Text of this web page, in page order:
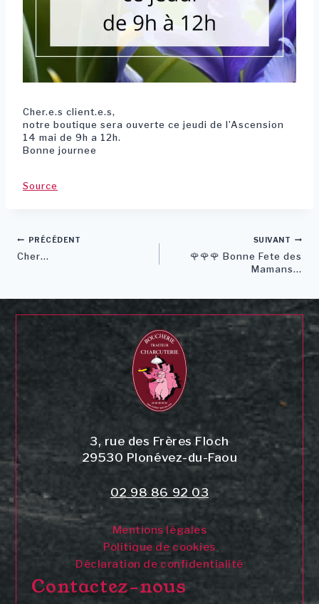
Cher.e.s client.e.s,
notre boutique sera ouverte ce jeudi de l’Ascension
14 mai de 9h a 12h.
Bonne journee
Source
Navigation
de
PRÉCÉDENT
Cher…
SUIVANT
🌹🌹🌹 Bonne Fete des
Mamans…
3, rue des Frères Floch
29530 Plonévez-du-Faou
02 98 86 92 03
Mentions légales
Politique de cookies
Déclaration de confidentialité
Contactez-nous